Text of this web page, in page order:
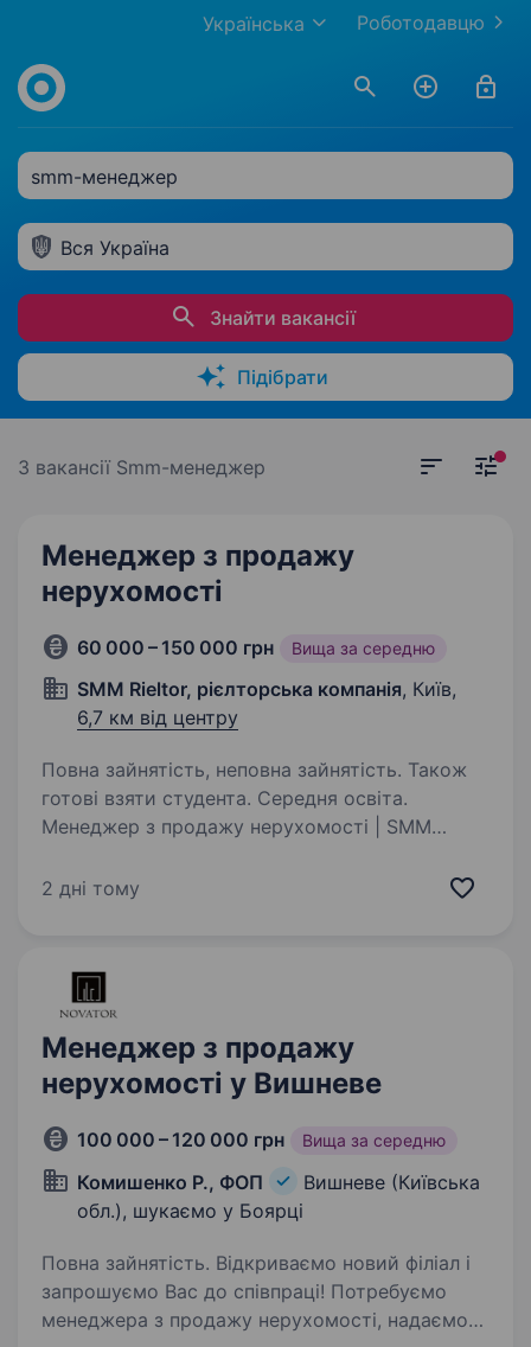
Роботодавцю
Українська
smm-менеджер
Вся Україна
Знайти вакансії
Підібрати
3 вакансії Smm-менеджер
Менеджер з продажу
нерухомості
60 000 – 150 000 грн Вища за середню
SMM Rieltor, рієлторська компанія, Київ,
6,7 км від центру
Повна зайнятість, неповна зайнятість. Також
готові взяти студента. Середня освіта.
Менеджер з продажу нерухомості | SMM
Можливості». Ми — молода сучасна агенція
власний підхід…
2 дні тому
Менеджер з продажу
нерухомості у Вишневе
100 000 – 120 000 грн Вища за середню
Комишенко Р., ФОП
Вишневе (Київська
обл.), шукаємо у Боярці
Повна зайнятість. Відкриваємо новий філіал і
запрошуємо Вас до співпраці! Потребуємо
менеджера з продажу нерухомості, надаємо